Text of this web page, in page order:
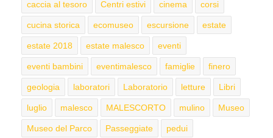
caccia al tesoro Centri estivi cinema corsi
cucina storica ecomuseo escursione estate
estate 2018 estate malesco eventi
eventi bambini eventimalesco famiglie finero
geologia laboratori Laboratorio letture Libri
luglio malesco MALESCORTO mulino Museo
Museo del Parco Passeggiate pedui